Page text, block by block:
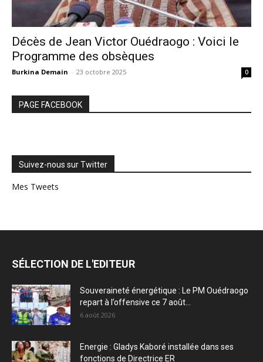
Décès de Jean Victor Ouédraogo : Voici le
Programme des obsèques
Burkina Demain - 23 octobre 2025 0
PAGE FACEBOOK
Suivez-nous sur Twitter
Mes Tweets
SÉLECTION DE L'EDITEUR
Souveraineté énergétique : Le PM Ouédraogo
repart à l’offensive ce 7 août...
6 août 2026
Energie : Gladys Kaboré installée dans ses
fonctions de Directrice ER